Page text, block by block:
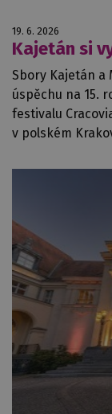
19. 6. 2026
Kajetán si
Sbory Kajetán a
úspěchu na 15.
festivalu
v polském